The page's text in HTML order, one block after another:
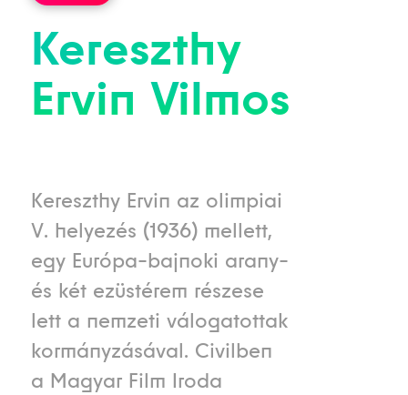
Kereszthy
Ervin Vilmos
Kereszthy Ervin az olimpiai
V. helyezés (1936) mellett,
egy Európa-bajnoki arany-
és két ezüstérem részese
lett a nemzeti válogatottak
kormányzásával. Civilben
a Magyar Film Iroda